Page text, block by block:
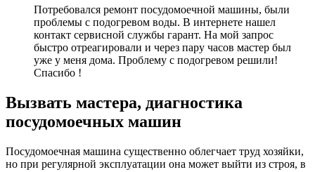
Потребовался ремонт посудомоечной машины, были
проблемы с подогревом воды. В интернете нашел
контакт сервисной службы гарант. На мой запрос
быстро отреагировали и через пару часов мастер был
уже у меня дома. Проблему с подогревом решили!
Спасибо !
Вызвать мастера, диагностика
посудомоечных машин
Посудомоечная машина существенно облегчает труд хозяйки,
но при регулярной эксплуатации она может выйти из строя, в